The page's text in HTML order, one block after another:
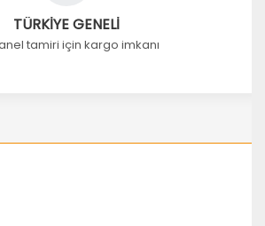
TÜRKİYE GENELİ
tamiri için kargo imkanı